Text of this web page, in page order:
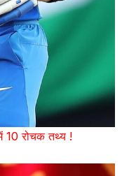
10 रोचक तथ्य !